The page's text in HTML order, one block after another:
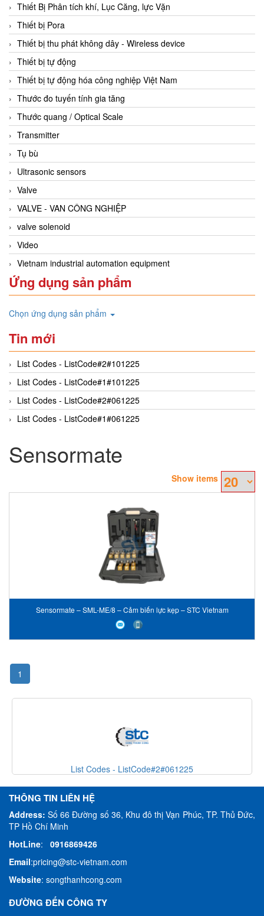
Thiết Bị Phân tích khí, Lục Căng, lực Vặn
Thiết bị Pora
Thiết bị thu phát không dây - Wireless device
Thiết bị tự động
Thiết bị tự động hóa công nghiệp Việt Nam
Thước đo tuyến tính gia tăng
Thước quang / Optical Scale
Transmitter
Tụ bù
Ultrasonic sensors
Valve
VALVE - VAN CÔNG NGHIỆP
valve solenoid
Video
Vietnam industrial automation equipment
Ứng dụng sản phẩm
Chọn ứng dụng sản phẩm
Tin mới
List Codes - ListCode#2#101225
List Codes - ListCode#1#101225
List Codes - ListCode#2#061225
List Codes - ListCode#1#061225
Sensormate
Show items
Sensormate – SML-ME/8 – Cảm biến lực kẹp – STC Vietnam
1
List Codes -
THÔNG TIN LIÊN HỆ
Address:Số 66 Đường số 36, Khu đô thị Vạn Phúc, TP. Thủ Đức,
TP Hồ Chí Minh
HotLine: 0916869426
Email:pricing@stc-vietnam.com
Website: songthanhcong.com
ĐƯỜNG ĐẾN CÔNG TY